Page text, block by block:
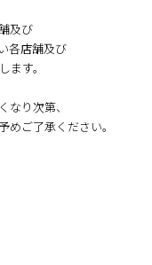
及び
各店舗及び
す。
り次第、
ご了承ください。